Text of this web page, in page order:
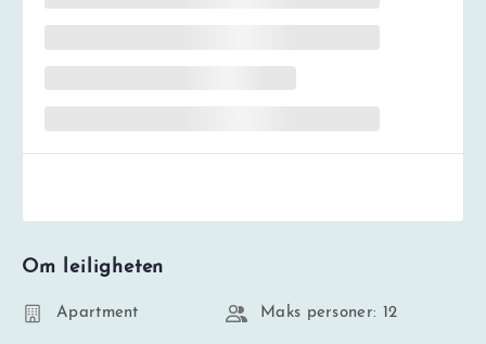
Om leiligheten
Apartment Maks personer: 12